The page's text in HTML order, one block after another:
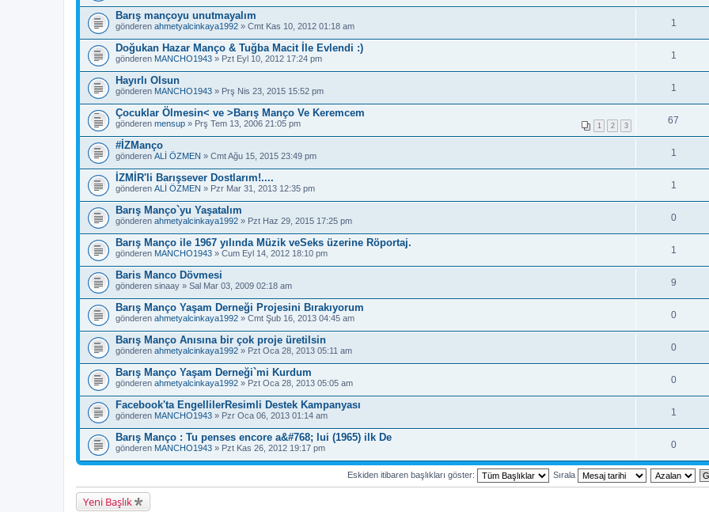
Barış mançoyu unutmayalım
gönderen ahmetyalcinkaya1992 » Cmt Kas 10, 2012 01:18 am 1
Doğukan Hazar Manço & Tuğba Macit İle Evlendi :)
gönderen MANCHO1943 » Pzt Eyl 10, 2012 17:24 pm 1
Hayırlı Olsun
gönderen MANCHO1943 » Prş Nis 23, 2015 15:52 pm 1
Çocuklar Ölmesin< ve >Barış Manço Ve Keremcem
1 2 3
gönderen mensup » Prş Tem 13, 2006 21:05 pm 67
#İZManço
gönderen ALİ ÖZMEN » Cmt Ağu 15, 2015 23:49 pm 1
İZMİR'li Barışsever Dostlarım!....
gönderen ALİ ÖZMEN » Pzr Mar 31, 2013 12:35 pm 1
Barış Manço`yu Yaşatalım
gönderen ahmetyalcinkaya1992 » Pzt Haz 29, 2015 17:25 pm 0
Barış Manço ile 1967 yılında Müzik veSeks üzerine Röportaj.
gönderen MANCHO1943 » Cum Eyl 14, 2012 18:10 pm 1
Baris Manco Dövmesi
gönderen sinaay » Sal Mar 03, 2009 02:18 am 9
Barış Manço Yaşam Derneği Projesini Bırakıyorum
gönderen ahmetyalcinkaya1992 » Cmt Şub 16, 2013 04:45 am 0
Barış Manço Anısına bir çok proje üretilsin
gönderen ahmetyalcinkaya1992 » Pzt Oca 28, 2013 05:11 am 0
Barış Manço Yaşam Derneği`mi Kurdum
gönderen ahmetyalcinkaya1992 » Pzt Oca 28, 2013 05:05 am 0
Facebook'ta EngellilerResimli Destek Kampanyası
gönderen MANCHO1943 » Pzr Oca 06, 2013 01:14 am 1
Barış Manço : Tu penses encore a&#768; lui (1965) ilk De
gönderen MANCHO1943 » Pzt Kas 26, 2012 19:17 pm 0
Eskiden itibaren başlıkları göster: Sırala
Yeni Başlık